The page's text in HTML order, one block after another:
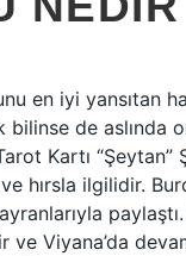
en iyi yansıtan
de aslında
Kartı
hırsla ilgilidir.
ve Viyana’da